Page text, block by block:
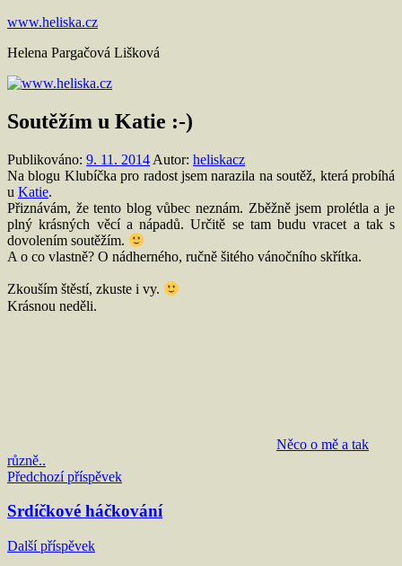
Přejít
obsahu
www.heliska.cz
Helena Pargačová Lišková
Soutěžím u Katie :-)
Publikováno: 9. 11. 2014 Autor: heliskacz
Na blogu Klubíčka pro radost jsem narazila na soutěž, která probíhá
u Katie.
Přiznávám, že tento blog vůbec neznám. Zběžně jsem prolétla a je
plný krásných věcí a nápadů. Určitě se tam budu vracet a tak s
dovolením soutěžím.
A o co vlastně? O nádherného, ručně šitého vánočního skřítka.
Zkouším štěstí, zkuste i vy.
Krásnou neděli.
Něco o mě a tak
různě..
Navigace
pro
Předchozí příspěvek
Srdíčkové háčkování
Další příspěvek